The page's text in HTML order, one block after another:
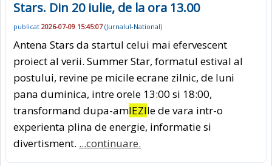
Stars. Din 20 iulie, de la ora 13.00
publicat 2026-07-09 15:45:07(Jurnalul-National)
Antena Stars da startul celui mai efervescent
proiect al verii. Summer Star, formatul estival al
postului, revine pe micile ecrane zilnic, de luni
pana duminica, intre orele 13:00 si 18:00,
transformand dupa-amIEZIle de vara intr-o
experienta plina de energie, informatie si
divertisment. ...continuare.